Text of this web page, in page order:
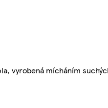
vyrobená mícháním